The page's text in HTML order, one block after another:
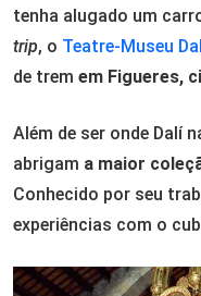
tenha alugado um
trip, o Teatre-Museu
de trem em Figueres,
Além de ser onde Dalí
abrigam a maior
Conhecido por seu
experiências com o